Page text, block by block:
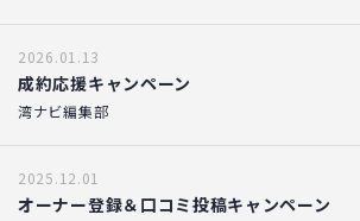
2026.01.13
成約応援キャンペーン
湾ナビ編集部
2025.12.01
オーナー登録＆口コミ投稿キャンペーン